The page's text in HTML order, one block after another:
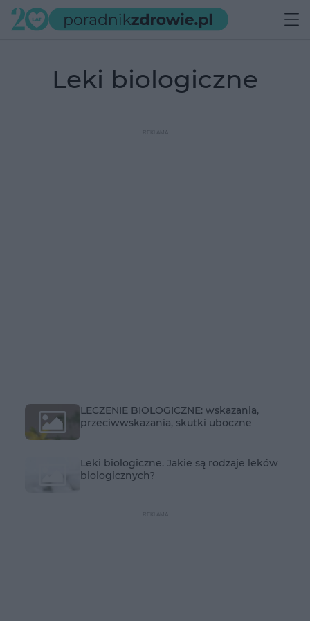
leki biologiczne
LECZENIE BIOLOGICZNE: wskazania,
przeciwwskazania, skutki uboczne
Leki biologiczne. Jakie są rodzaje leków
biologicznych?